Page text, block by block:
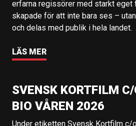
erfarna regissörer med starkt eget
skapade för att inte bara ses –
och delas med publik i hela landet.
LÄS MER
SVENSK KORTFILM
BIO VÅREN 2026
Under etiketten Svensk Kortfilm c/